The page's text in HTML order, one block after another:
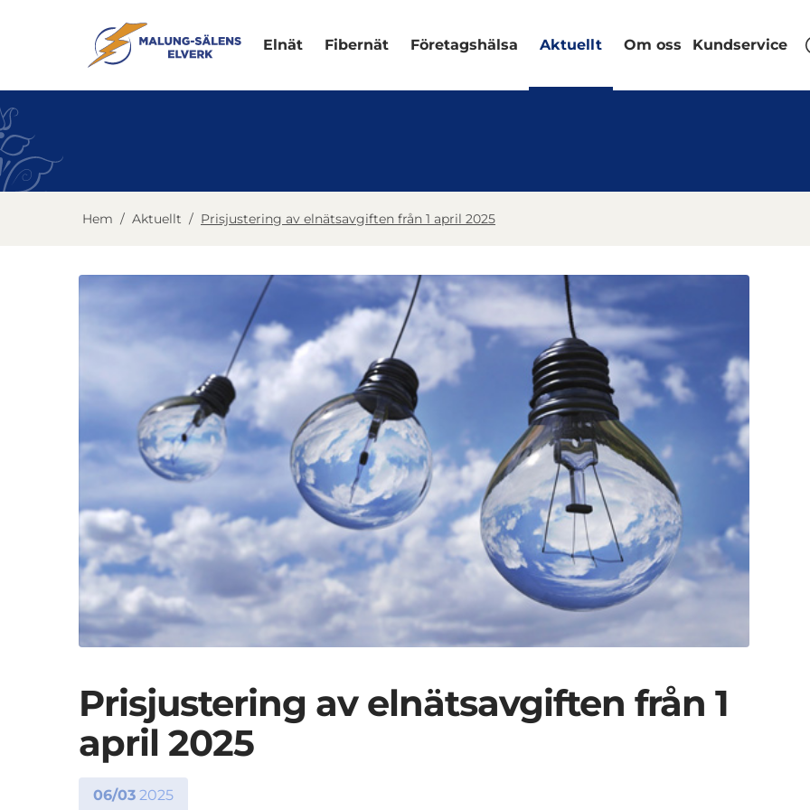
Elnät Fibernät Företagshälsa Aktuellt Om oss Kundservice
Hem / Aktuellt / Prisjustering av elnätsavgiften från 1 april 2025
Prisjustering av elnätsavgiften från 1
april 2025
06/03 2025